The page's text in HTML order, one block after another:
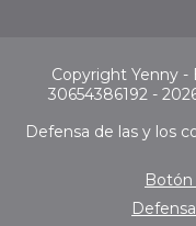
Copyright Yenny -
30654386192 -
Defensa de las y los